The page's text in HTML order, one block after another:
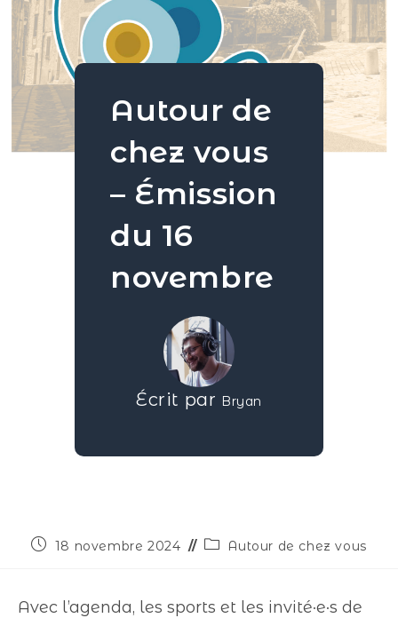
Autour de
chez vous
– Émission
du 16
novembre
Écrit par Bryan
18 novembre 2024 Autour de chez vous
Avec l’agenda, les sports et les invité·e·s de